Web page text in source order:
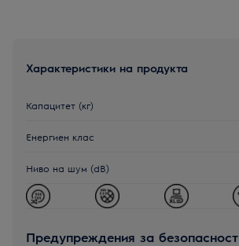
Характеристики на продукта
Капацитет (кг)
Енергиен клас
Ниво на шум (dB)
Предупреждения за безопасност